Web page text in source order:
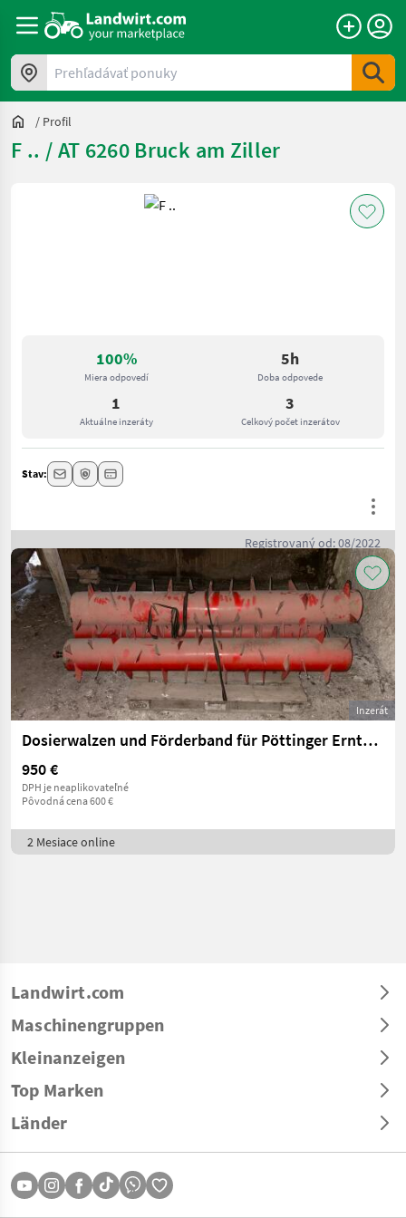
Prehľadávať ponuky
/ Profil
F .. / AT 6260 Bruck am Ziller
100%
Miera odpovedí
5h
Doba odpovede
1
Aktuálne inzeráty
3
Celkový počet inzerátov
Stav:
Registrovaný od: 08/2022
Inzerát
Dosierwalzen und Förderband für Pöttinger Ernteboss 2
950 €
DPH je neaplikovateľné
Pôvodná cena 600 €
2 Mesiace online
Landwirt.com
Maschinengruppen
Kleinanzeigen
Top Marken
Länder